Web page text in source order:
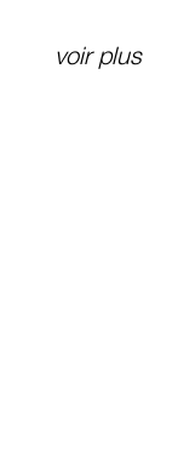
voir plus